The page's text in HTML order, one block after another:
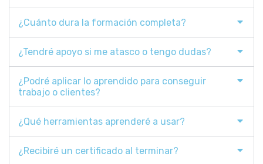
¿Cuánto dura la formación completa?
¿Tendré apoyo si me atasco o tengo dudas?
¿Podré aplicar lo aprendido para conseguir
trabajo o clientes?
¿Qué herramientas aprenderé a usar?
¿Recibiré un certificado al terminar?